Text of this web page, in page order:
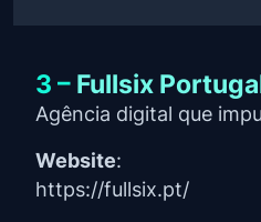
3 – Fullsix
Agência digital que
Website:
https://fullsix.pt/